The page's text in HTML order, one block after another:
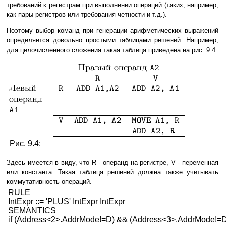
требований к регистрам при выполнении операций (таких, например,
как пары регистров или требования четности и т.д.).
Поэтому выбор команд при генерации арифметических выражений
определяется довольно простыми таблицами решений. Например,
для целочисленного сложения такая таблица приведена на рис. 9.4.
Рис. 9.4:
Здесь имеется в виду, что R - операнд на регистре, V - переменная
или константа. Такая таблица решений должна также учитывать
коммутативность операций.
RULE
IntExpr ::= 'PLUS' IntExpr IntExpr
SEMANTICS
if (Address<2>.AddrMode!=D) &&